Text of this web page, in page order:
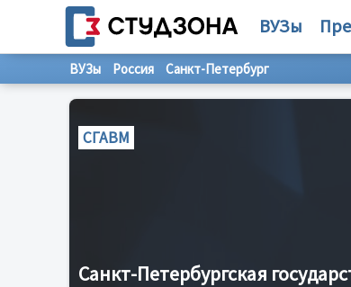
ВУЗы
ВУЗы Россия Санкт-Петербург
СГАВМ
Санкт-Петербургская